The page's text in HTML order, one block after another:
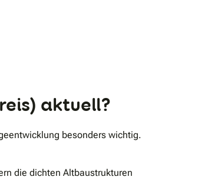
aktuell?
besonders wichtig.
die dichten Altbaustrukturen